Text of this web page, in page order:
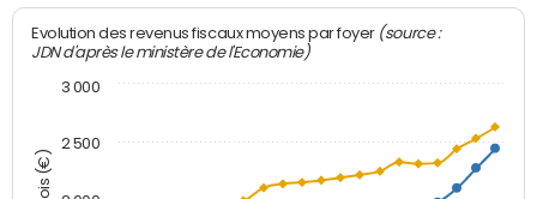
Evolution des revenus fiscaux moyens par foyer (source :
JDN d'après le ministère de l'Economie)
2 500
3 000